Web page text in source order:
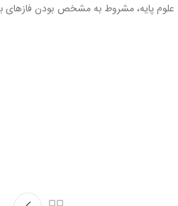
پایه، مشروط به مشخص بودن فازهای